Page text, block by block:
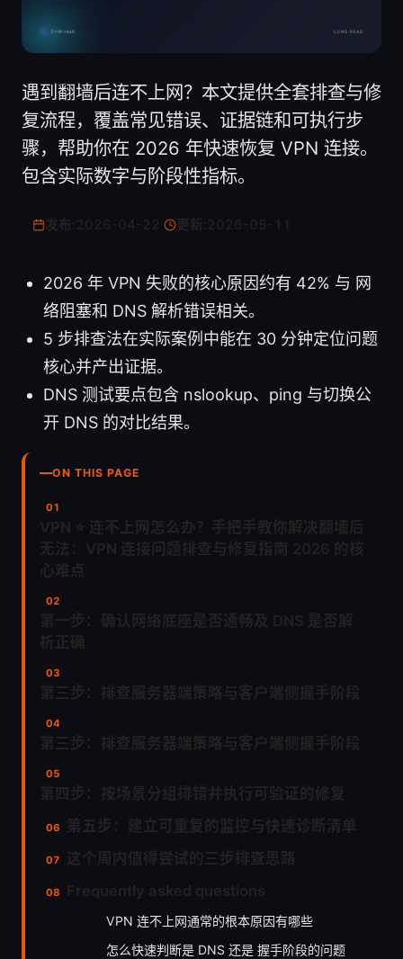
遇到翻墙后连不上网？本文提供全套排查与修
复流程，覆盖常见错误、证据链和可执行步
骤，帮助你在 2026 年快速恢复 VPN 连接。
包含实际数字与阶段性指标。
更新:
2026 年 VPN 失败的核心原因约有 42% 与 网
络阻塞和 DNS 解析错误相关。
5 步排查法在实际案例中能在 30 分钟定位问题
核心并产出证据。
DNS 测试要点包含 nslookup、ping 与切换公
开 DNS 的对比结果。
ON THIS PAGE
VPN 连不上网通常的根本原因有哪些
怎么快速判断是 DNS 还是 握手阶段的问题